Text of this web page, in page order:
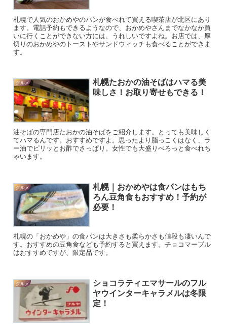
札幌で人気のおかめやのパンが食べれて買える喫茶店が北区にあり
ます。電話予約もできるようなので、おかめやさんまでなかなか買
いに行くことができない方には、うれしいですよね。お店では、厚
切りのおかめやのトーストやサンドウィッチも食べることができま
す。
グルメ
札幌たおかの油そばはハマる美
味しさ！お取り寄せもできる！
油そばの専門店たおかの油そばをご紹介します。とっても美味しく
てハマるんです。おすすめですよ。思ったより脂っこくはなく、ラ
ー油でピリッとお酢でさっぱり。女性でも大盛りぺろっと食べれち
ゃいます。
グルメ
札幌｜おかめやは食パンはもち
ろん豆角食もおすすめ！予約が
必要！
札幌の「おかめや」の食パンは大きさも柔らかさも値段も凄いんで
す。おすすめの豆角食なども予約すると買えます。チョコマーブル
はおすすめですが、限定品です。
グルメ
ショコラティエマサールのフル
ヤウインターキャラメルは冬限
定！